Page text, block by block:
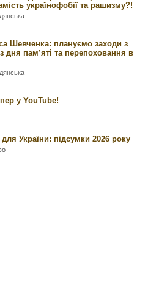
українофобії та рашизму?!
Шевченка: плануємо заходи з
дня памʼяті та перепоховання в
у YouTube!
України: підсумки 2026 року